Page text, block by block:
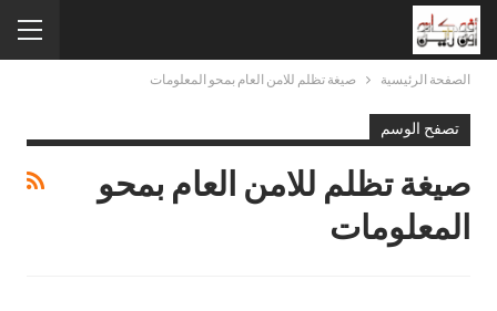
الصفحة الرئيسية صيغة تظلم للامن العام بمحو المعلومات
تصفح الوسم
صيغة تظلم للامن العام بمحو
المعلومات